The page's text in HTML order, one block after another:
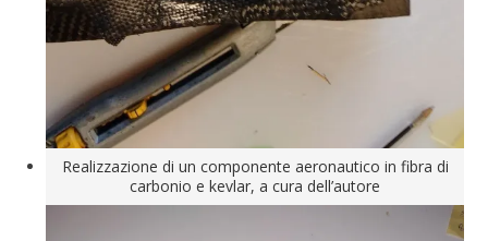
Realizzazione di un componente aeronautico in fibra di
carbonio e kevlar, a cura dell’autore